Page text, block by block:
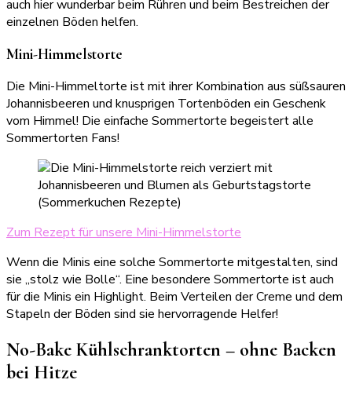
auch hier wunderbar beim Rühren und beim Bestreichen der
einzelnen Böden helfen.
Mini-Himmelstorte
Die Mini-Himmeltorte ist mit ihrer Kombination aus süßsauren
Johannisbeeren und knusprigen Tortenböden ein Geschenk
vom Himmel! Die einfache Sommertorte begeistert alle
Sommertorten Fans!
Zum Rezept für unsere Mini-Himmelstorte
Wenn die Minis eine solche Sommertorte mitgestalten, sind
sie „stolz wie Bolle“. Eine besondere Sommertorte ist auch
für die Minis ein Highlight. Beim Verteilen der Creme und dem
Stapeln der Böden sind sie hervorragende Helfer!
No-Bake Kühlschranktorten – ohne Backen
bei Hitze